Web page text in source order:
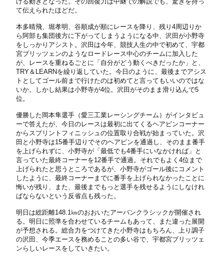
て伝えられたほどだ。
本多晴飛、堀孝明、谷順成が順にレースを降り、残り4周辺りか
ら阿部も集団後方に下がってしまうようになる中、沢田が小野寺
をしっかりアシスト。沢田は今年、競技人生の中で初めて、宇都
宮ブリッツェンのようなロードレース中心のチームに加入した
が、レースを重ねるごとに「自分がどう動くべきだったか」と、
TRY＆LEARNを繰り返していた。今日のように、最後までアシス
トとしてゴール前まで行けたのは初めてと言ってもいいのではな
いか。しかし結果は小野寺が4位。沢田がそのまま滑り込んで5
位。
優勝した岡本隼選手（愛三工業レーシングチーム）がインタビュ
ーで答えたが、今日のレースは最初に出てくるヘアピンコーナー
からスプリントフィニッシュの位置取り合戦が始まっていた。沢
田と小野寺は15番手辺りでそのヘアピンを通過し、そのまま番手
を上げられずに、小野寺が「最低でも4番手にいなかければ」と
言っていた最終コーナーを12番手で通過。それでもよく4位まで
上げられたと思うところであるが、小野寺がゴール後にコメント
したように、最終コーナーまでに番手を上げられなかったことに
悔いが残り、また、最後までもっと選手を残せるようにしなけれ
ばならないという反省点も残った。
明日は総距離148.1㎞のおおいたアーバンクラシックが開催され
る。明日に照準を合わせているチームもあって、また違った展開
が予想される。総合力をつけてきた小野寺はもちろん、上り調子
の沢田、今季エースを務めることの多い谷で、宇都宮ブリッツェ
ンらしいレースをしていきたい。